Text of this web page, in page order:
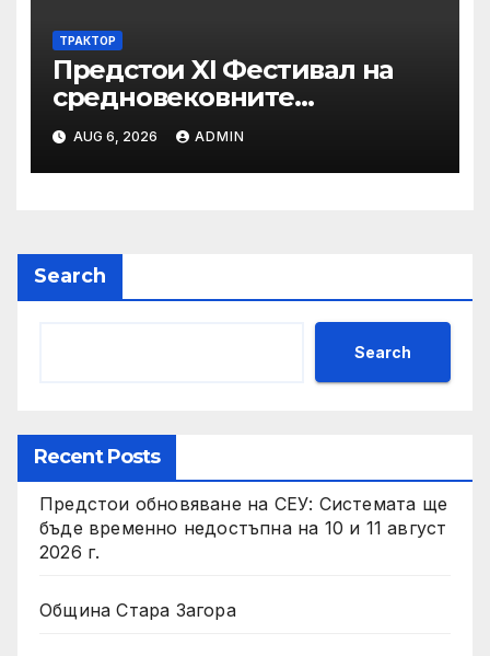
ТРАКТОР
Предстои XI Фестивал на
средновековните
традиции, бит и култура
„Калето
AUG 6, 2026 ADMIN
Search
Search
Recent Posts
Предстои обновяване на СЕУ: Системата ще
бъде временно недостъпна на 10 и 11 август
2026 г.
Община Стара Загора